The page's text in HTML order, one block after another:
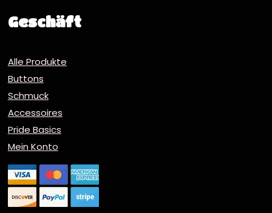
Geschäft
Alle Produkte
Buttons
Schmuck
Accessoires
Pride Basics
Mein Konto